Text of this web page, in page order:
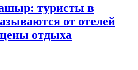
туристы в
от отелей
цены отдыха